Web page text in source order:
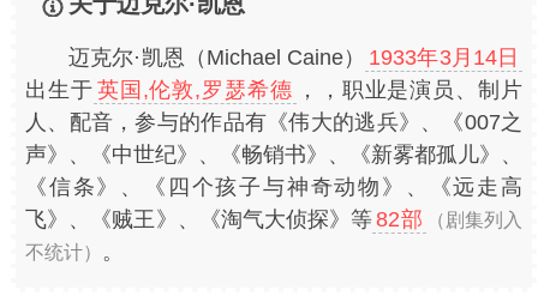
迈克尔·凯恩（Michael Caine）
1933年3月14日
出生于 英国,伦敦,罗瑟希德 ，，职业是演员、制片
人、配音，参与的作品有《伟大的逃兵》、《007之
声》、《中世纪》、《畅销书》、《新雾都孤儿》、
《信条》、《四个孩子与神奇动物》、《远走高
飞》、《贼王》、《淘气大侦探》等82部
（剧集列入
不统计） 。